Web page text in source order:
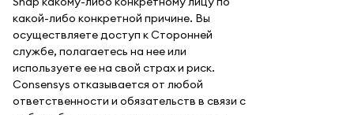
какой-либо конкретной причине. Вы
осуществляете доступ к Сторонней
службе, полагаетесь на нее или
используете ее на свой страх и риск.
Consensys отказывается от любой
ответственности и обязательств в связи с